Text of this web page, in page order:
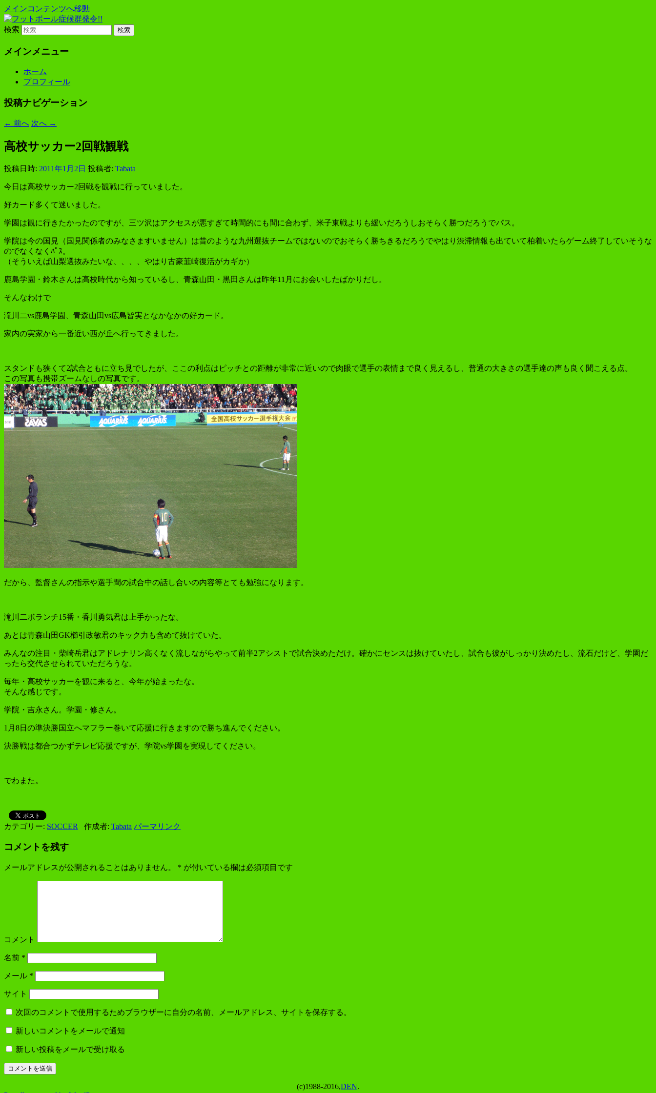
メインコンテンツへ移動
フットボール症候群発令!!
プレーヤー48年・監督30年のおやじが勝手にサッカーの事書いています。
検索
メインメニュー
ホーム
プロフィール
投稿ナビゲーション
← 前へ 次へ →
高校サッカー2回戦観戦
投稿日時: 2011年1月2日 投稿者: Tabata
今日は高校サッカー2回戦を観戦に行っていました。
好カード多くて迷いました。
学園は観に行きたかったのですが、三ツ沢はアクセスが悪すぎて時間的にも間に合わず、米子東戦よりも緩いだろうしおそらく勝つだろうでパス。
学院は今の国見（国見関係者のみなさますいません）は昔のような九州選抜チームではないのでおそらく勝ちきるだろうでやはり渋滞情報も出ていて柏着いたらゲーム終了していそうな
のでなくなくﾊﾟｽ。
（そういえば山梨選抜みたいな、、、、やはり古豪韮崎復活がカギか）
鹿島学園・鈴木さんは高校時代から知っているし、青森山田・黒田さんは昨年11月にお会いしたばかりだし。
そんなわけで
滝川二vs鹿島学園、青森山田vs広島皆実となかなかの好カード。
家内の実家から一番近い西が丘へ行ってきました。
スタンドも狭くて2試合ともに立ち見でしたが、ここの利点はピッチとの距離が非常に近いので肉眼で選手の表情まで良く見えるし、普通の大きさの選手達の声も良く聞こえる点。
この写真も携帯ズームなしの写真です。
だから、監督さんの指示や選手間の試合中の話し合いの内容等とても勉強になります。
滝川二ボランチ15番・香川勇気君は上手かったな。
あとは青森山田GK櫛引政敏君のキック力も含めて抜けていた。
みんなの注目・柴崎岳君はアドレナリン高くなく流しながらやって前半2アシストで試合決めただけ。確かにセンスは抜けていたし、試合も彼がしっかり決めたし、流石だけど、学園だ
ったら交代させられていただろうな。
毎年・高校サッカーを観に来ると、今年が始まったな。
そんな感じです。
学院・吉永さん。学園・修さん。
1月8日の準決勝国立へマフラー巻いて応援に行きますので勝ち進んでください。
決勝戦は都合つかずテレビ応援ですが、学院vs学園を実現してください。
でわまた。
カテゴリー: SOCCER 作成者: Tabata パーマリンク
コメントを残す
メールアドレスが公開されることはありません。 * が付いている欄は必須項目です
コメント
名前 *
メール *
サイト
次回のコメントで使用するためブラウザーに自分の名前、メールアドレス、サイトを保存する。
新しいコメントをメールで通知
新しい投稿をメールで受け取る
(c)1988-2016,DEN.